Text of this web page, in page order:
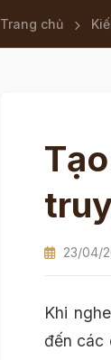
Trang chủ
23/04/
Khi
đến các